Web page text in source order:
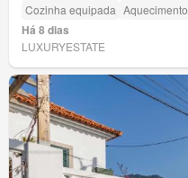
Cozinha equipada Aquecimento
Há 8 dias
LUXURYESTATE